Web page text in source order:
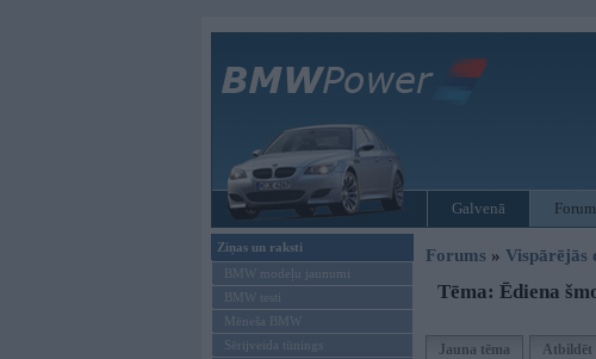
Galvenā
Ziņas un raksti
BMW modeļu jaunumi
BMW testi
Mēneša BMW
Sērijveida tūnings
Forums » Vispārējās
Tēma: Ēdiena
Jauna tēma Atbildēt